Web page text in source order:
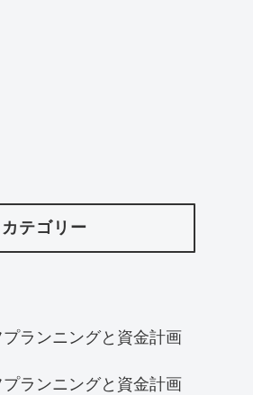
カテゴリー
ランニングと資金計画
ランニングと資金計画